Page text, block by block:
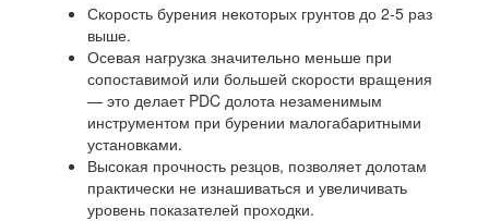
Скорость бурения некоторых грунтов до 2-5 раз
выше.
Осевая нагрузка значительно меньше при
сопоставимой или большей скорости вращения
— это делает PDC долота незаменимым
инструментом при бурении малогабаритными
установками.
Высокая прочность резцов, позволяет долотам
практически не изнашиваться и увеличивать
уровень показателей проходки.